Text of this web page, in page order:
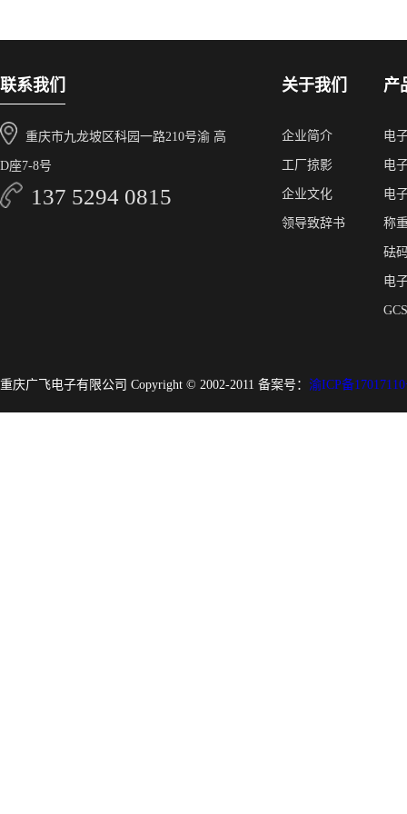
联系我们
重庆市九龙坡区科园一路210号渝 高
D座7-8号
137 5294 0815
关于我们
企业简介
工厂掠影
企业文化
领导致辞书
产
电
电
电
称
砝
电
重庆广飞电子有限公司 Copyright © 2002-2011 备案号： 渝ICP备